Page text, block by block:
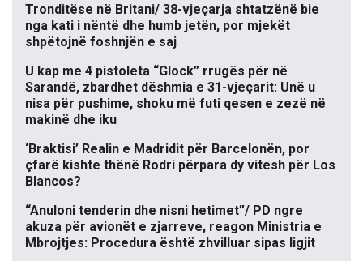
Tronditëse në Britani/ 38-vjeçarja shtatzënë bie
nga kati i nëntë dhe humb jetën, por mjekët
shpëtojnë foshnjën e saj
U kap me 4 pistoleta “Glock” rrugës për në
Sarandë, zbardhet dëshmia e 31-vjeçarit: Unë u
nisa për pushime, shoku më futi qesen e zezë në
makinë dhe iku
‘Braktisi’ Realin e Madridit për Barcelonën, por
çfarë kishte thënë Rodri përpara dy vitesh për Los
Blancos?
“Anuloni tenderin dhe nisni hetimet”/ PD ngre
akuza për avionët e zjarreve, reagon Ministria e
Mbrojtjes: Procedura është zhvilluar sipas ligjit